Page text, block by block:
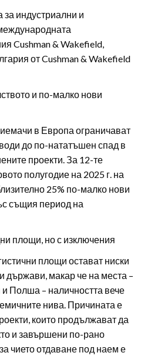
за индустриални и
Cushman & Wakefield,
от Cushman & Wakefield
и по-малко нови
в Европа ограничават
до по-нататъшен спад в
проекти. За 12-те
полугодие на 2025 г. на
25% по-малко нови
същия период на
площи, но с изключения
площи остават ниски
държави, макар че на места –
Полша – наличността вече
нива. Причината е
които продължават да
и завършени по-рано
чието отдаване под наем е